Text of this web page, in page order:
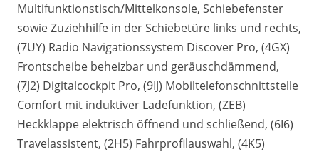
Multifunktionstisch/Mittelkonsole, Schiebefenster
sowie Zuziehhilfe in der Schiebetüre links und rechts,
(7UY) Radio Navigationssystem Discover Pro, (4GX)
Frontscheibe beheizbar und geräuschdämmend,
(7J2) Digitalcockpit Pro, (9IJ) Mobiltelefonschnittstelle
Comfort mit induktiver Ladefunktion, (ZEB)
Heckklappe elektrisch öffnend und schließend, (6I6)
Travelassistent, (2H5) Fahrprofilauswahl, (4K5)